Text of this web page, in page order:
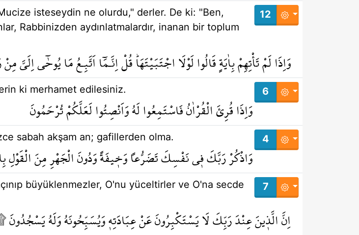
12
isteseydin ne olurdu," derler. De ki: "Ben,
Rabbinizden aydınlatmalardır, inanan bir toplum
وَاِذَا لَمْ تَأْتِهِمْ بِاٰيَةٍ قَالُوا لَوْلَا اجْتَبَيْتَهَاۜ قُلْ اِنَّـمَٓا اَتَّبِـعُ مَا يُوحٰٓى
6
ki merhamet edilesiniz.
وَاِذَا قُرِئَ الْقُرْاٰنُ فَاسْتَمِعُوا لَهُ وَاَنْصِتُوا لَعَلَّكُمْ تُرْحَمُونَ
4
sabah akşam an; gafillerden olma.
وَاذْكُرْ رَبَّكَ ف۪ي نَفْسِكَ تَضَرُّعاً وَخ۪يفَةً وَدُونَ الْجَهْرِ مِنَ الْقَوْلِ
7
büyüklenmezler, O'nu yüceltirler ve O'na secde
اِنَّ الَّذ۪ينَ عِنْدَ رَبِّكَ لَا يَسْتَكْبِرُونَ عَنْ عِبَادَتِه۪ وَيُسَبِّحُونَهُ وَلَهُ